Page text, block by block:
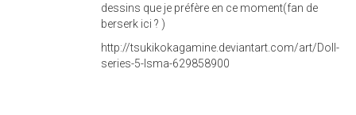
dessins que je préfère en ce moment(fan de
berserk ici ? )
http://tsukikokagamine.deviantart.com/art/Doll-
series-5-Isma-629858900